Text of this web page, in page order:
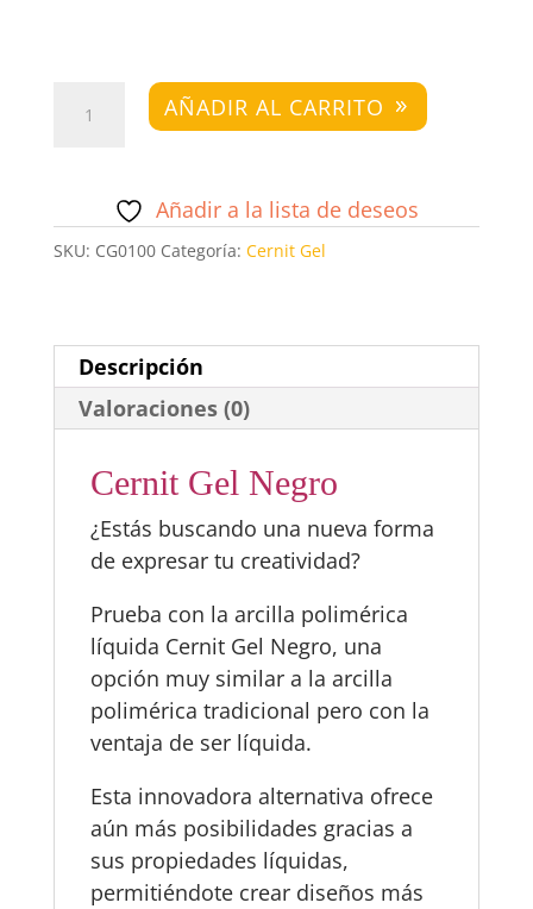
cantidad
AÑADIR AL CARRITO
Añadir a la lista de deseos
SKU: CG0100 Categoría: Cernit Gel
Descripción
Valoraciones (0)
Cernit Gel Negro
¿Estás buscando una nueva forma
de expresar tu creatividad?
Prueba con la arcilla polimérica
líquida Cernit Gel Negro, una
opción muy similar a la arcilla
polimérica tradicional pero con la
ventaja de ser líquida.
Esta innovadora alternativa ofrece
aún más posibilidades gracias a
sus propiedades líquidas,
permitiéndote crear diseños más